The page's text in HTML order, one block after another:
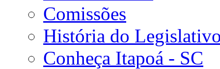
Comissões
História do
Conheça Itapoá - SC